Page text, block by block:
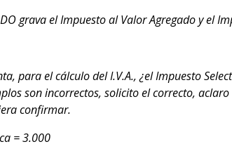
grava el Impuesto al Valor Agregado y el
para el cálculo del I.V.A., ¿el Impuesto
son incorrectos, solicito el correcto,
confirmar.
= 3.000